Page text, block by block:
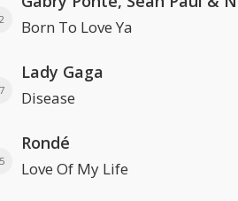
Born To Love Ya
Lady Gaga
Disease
Rondé
Love Of My Life